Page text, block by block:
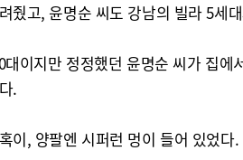
줬고, 윤명순 씨도 강남의 빌라 5세
대이지만 정정했던 윤명순 씨가 집
.
이, 양팔엔 시퍼런 멍이 들어 있었다.